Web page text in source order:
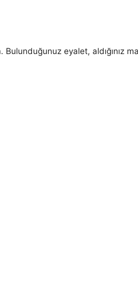
eyalet, aldığınız